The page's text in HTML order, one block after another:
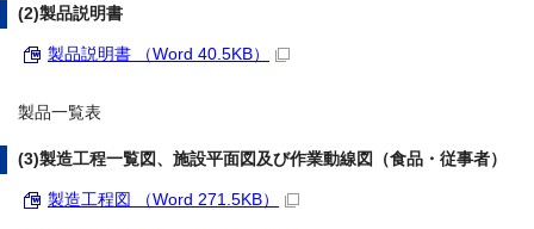
(2)製品説明書
製品説明書 （Word 40.5KB）
製品一覧表
(3)製造工程一覧図、施設平面図及び作業動線図（食品・従事者）
製造工程図 （Word 271.5KB）